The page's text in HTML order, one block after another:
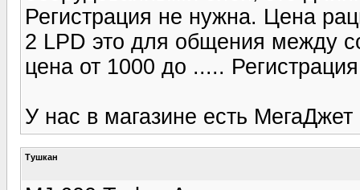
Регистрация не нужна. Цена
2 LPD это для общения между
цена от 1000 до .....
У нас в магазине есть
Tушкан